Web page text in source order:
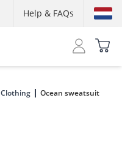
Help & FAQs
Clothing Ocean sweatsuit